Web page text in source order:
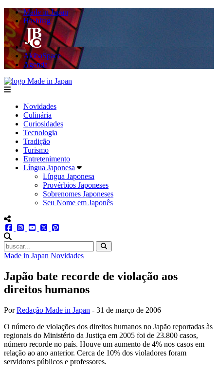
Made in Japan
Hashitag
AkibaSpace
Agenda
menu
Novidades
Culinária
Curiosidades
Tecnologia
Tradição
Turismo
Entretenimento
Língua Japonesa
Língua Japonesa
Provérbios Japoneses
Sobrenomes Japoneses
Seu Nome em Japonês
menu redes social
facebookinstagram
youtube
twitter
Made in Japan Novidades
Japão bate recorde de violação aos
direitos humanos
PorRedação Made in Japan - 31 de março de 2006
O número de violações dos direitos humanos no Japão reportadas às
regionais do Ministério da Justiça em 2005 foi de 23.800 casos,
número recorde no país. Houve um aumento de 4% nos casos em
relação ao ano anterior. Cerca de 10% dos violadores foram
servidores públicos e professores.